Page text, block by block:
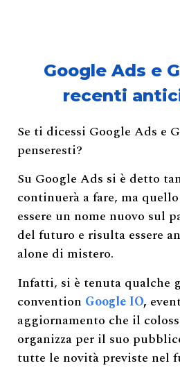
Google Ads e
recenti
Se ti dicessi Google Ads e
penseresti?
Su Google Ads si è detto
continuerà a fare, ma
essere un nome nuovo sul
del futuro e risulta essere
alone di mistero.
Infatti, si è tenuta qualche
convention Google IO,
aggiornamento che il
organizza per il suo
tutte le novità previste nel